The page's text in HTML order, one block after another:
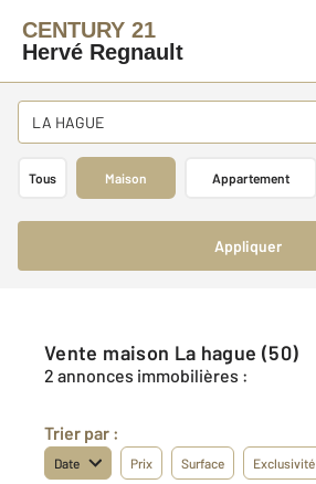
CENTURY 21
Hervé Regnault
LA HAGUE
Tous Maison Appartement
Appliquer
Vente maison La hague (50)
2 annonces immobilières :
Trier par :
Date Prix Surface Exclusivité